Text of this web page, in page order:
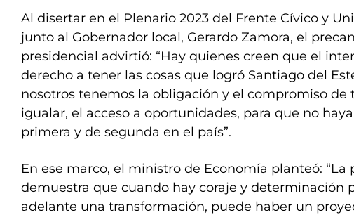
Al disertar en el Plenario 2023 del Frente Cívico y
junto al Gobernador local, Gerardo Zamora, el
presidencial advirtió: “Hay quienes creen que el
derecho a tener las cosas que logró Santiago del
nosotros tenemos la obligación y el compromiso de
igualar, el acceso a oportunidades, para que no
primera y de segunda en el país”.
En ese marco, el ministro de Economía planteó: “La
demuestra que cuando hay coraje y determinación
adelante una transformación, puede haber un